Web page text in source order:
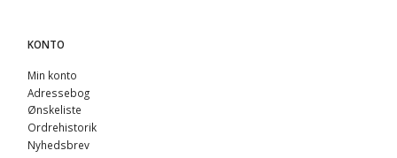
KONTO
Min konto
Adressebog
Ønskeliste
Ordrehistorik
Nyhedsbrev